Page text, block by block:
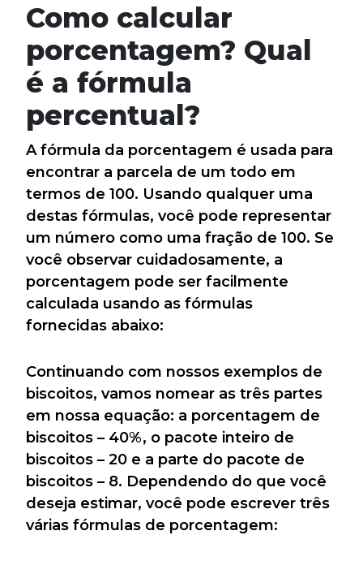
Como calcular
porcentagem? Qual
é a fórmula
percentual?
A fórmula da porcentagem é usada para
encontrar a parcela de um todo em
termos de 100. Usando qualquer uma
destas fórmulas, você pode representar
um número como uma fração de 100. Se
você observar cuidadosamente, a
porcentagem pode ser facilmente
calculada usando as fórmulas
fornecidas abaixo:
Continuando com nossos exemplos de
biscoitos, vamos nomear as três partes
em nossa equação: a porcentagem de
biscoitos – 40%, o pacote inteiro de
biscoitos – 20 e a parte do pacote de
biscoitos – 8. Dependendo do que você
deseja estimar, você pode escrever três
várias fórmulas de porcentagem: